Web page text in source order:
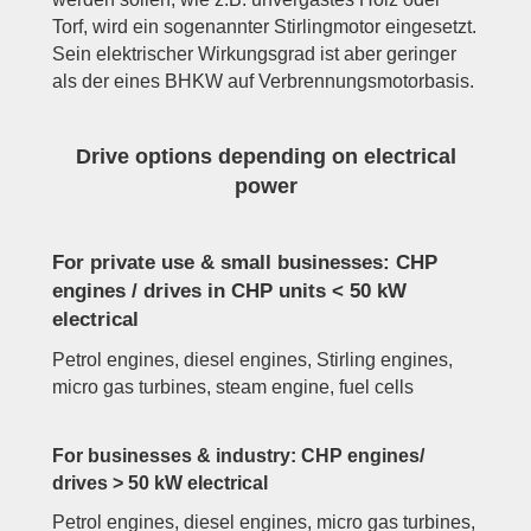
Torf, wird ein sogenannter Stirlingmotor eingesetzt.
Sein elektrischer Wirkungsgrad ist aber geringer
als der eines BHKW auf Verbrennungsmotorbasis.
Drive options depending on electrical
power
For private use & small businesses: CHP
engines / drives in CHP units < 50 kW
electrical
Petrol engines, diesel engines, Stirling engines,
micro gas turbines, steam engine, fuel cells
For businesses & industry: CHP engines/
drives > 50 kW electrical
Petrol engines, diesel engines, micro gas turbines,